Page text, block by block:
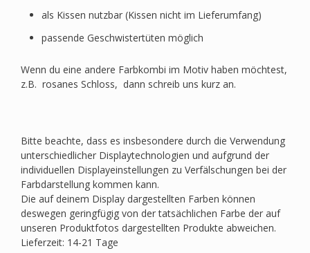
als Kissen nutzbar (Kissen nicht im Lieferumfang)
passende Geschwistertüten möglich
Wenn du eine andere Farbkombi im Motiv haben möchtest,
z.B. rosanes Schloss, dann schreib uns kurz an.
Bitte beachte, dass es insbesondere durch die Verwendung
unterschiedlicher Displaytechnologien und aufgrund der
individuellen Displayeinstellungen zu Verfälschungen bei der
Farbdarstellung kommen kann.
Die auf deinem Display dargestellten Farben können
deswegen geringfügig von der tatsächlichen Farbe der auf
unseren Produktfotos dargestellten Produkte abweichen.
Lieferzeit: 14-21 Tage